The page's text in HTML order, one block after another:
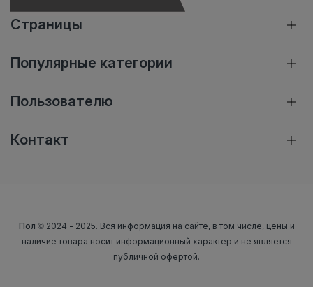
Страницы
Популярные категории
Пользователю
Контакт
Пол © 2024 - 2025. Вся информация на сайте, в том числе, цены и
наличие товара носит информационный характер и не является
публичной офертой.